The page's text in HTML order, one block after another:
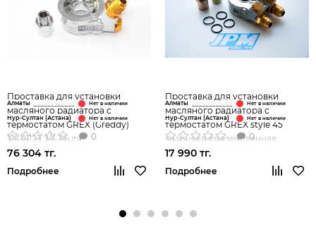
Проставка для установки
масляного радиатора с
термостатом GREX (Greddy)
12401123 3/4-16unf
Алматы
Нур-Султан (Астана)
0
76 304 тг.
Подробнее
Проставка для установки
масляного радиатора с
термостатом GREX style 45
градусов фрезерованная
Алматы
Нур-Султан (Астана)
0
17 990 тг.
Подробнее